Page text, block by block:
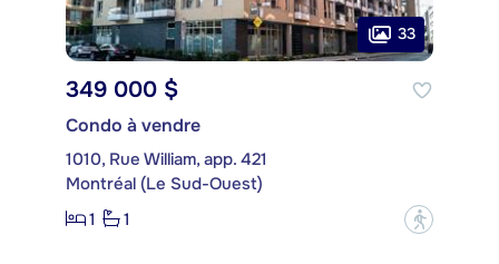
33
349 000 $
Condo à vendre
1010, Rue William, app. 421
Montréal (Le Sud-Ouest)
1
1 ?